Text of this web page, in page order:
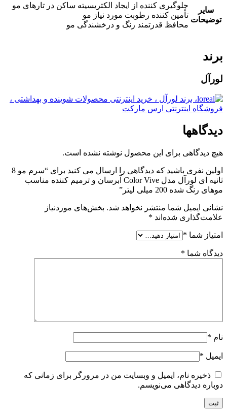
سایر
توضیحات
جلوگیری کننده از ایجاد الکتریسیته ساکن در تارهای مو
تأمین کننده رطوبت مورد نیاز مو
محافظ قدرتمند رنگ و درخشندگی مو
برند
لورآل
دیدگاهها
هیچ دیدگاهی برای این محصول نوشته نشده است.
اولین نفری باشید که دیدگاهی را ارسال می کنید برای “سرم مو 8
ثانیه ای لورآل مدل Color Vive آبرسان و ترمیم کننده مناسب
موهای رنگ شده 200 میلی لیتر”
نشانی ایمیل شما منتشر نخواهد شد. بخش‌های موردنیاز
علامت‌گذاری شده‌اند *
امتیاز شما *
دیدگاه شما *
نام *
ایمیل *
ذخیره نام، ایمیل و وبسایت من در مرورگر برای زمانی که
دوباره دیدگاهی می‌نویسم.